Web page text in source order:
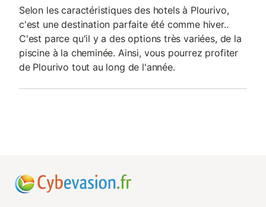
Selon les caractéristiques des hotels à Plourivo,
c'est une destination parfaite été comme hiver..
C'est parce qu'il y a des options très variées, de la
piscine à la cheminée. Ainsi, vous pourrez profiter
de Plourivo tout au long de l'année.